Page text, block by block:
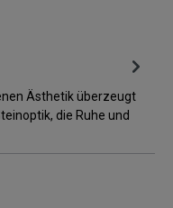
Ästhetik überzeugt
die Ruhe und